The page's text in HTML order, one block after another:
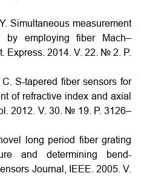
Simultaneous measurement
by employing fiber Mach–
Express. 2014. V. 22. № 2. P.
S-tapered fiber sensors for
of refractive index and axial
2012. V. 30. № 19. P. 3126–
long period fiber grating
and determining bend-
Journal, IEEE. 2005. V.